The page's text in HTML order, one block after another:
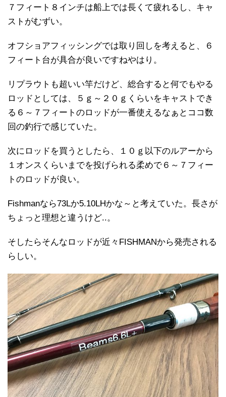
７フィート８インチは船上では長くて疲れるし、キャ
ストがむずい。
オフショアフィッシングでは取り回しを考えると、６
フィート台が具合が良いですねやはり。
リプラウトも超いい竿だけど、総合すると何でもやる
ロッドとしては、５ｇ～２０ｇくらいをキャストでき
る６～７フィートのロッドが一番使えるなぁとココ数
回の釣行で感じていた。
次にロッドを買うとしたら、１０ｇ以下のルアーから
１オンスくらいまでを投げられる柔めで６～７フィー
トのロッドが良い。
Fishmanなら73Lか5.10LHかな～と考えていた。長さが
ちょっと理想と違うけど..。
そしたらそんなロッドが近々FISHMANから発売される
らしい。